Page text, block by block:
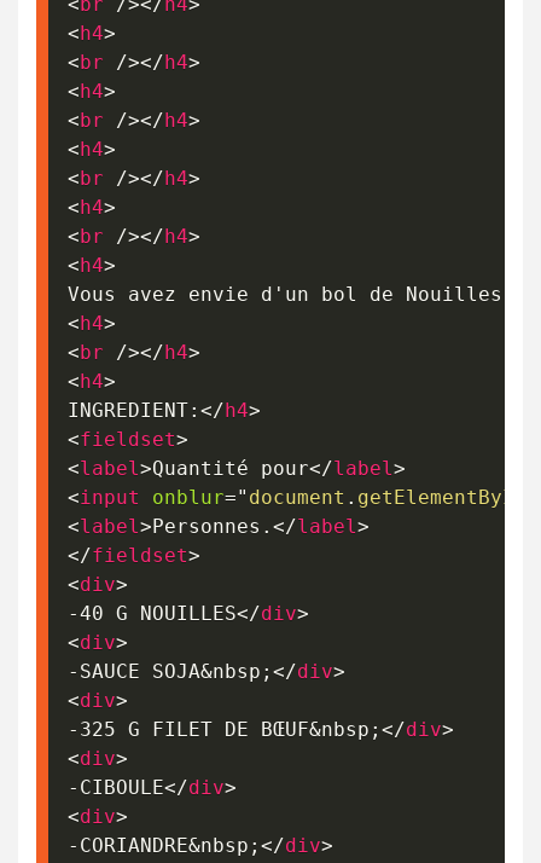
<h4>
<br /></h4>
<h4>
<br /></h4>
<h4>
<br /></h4>
<h4>
<br /></h4>
<h4>
Vous avez envie d'un bol de Nouilles
<h4>
<br /></h4>
<h4>
INGREDIENT: </h4>
<fieldset>
<label >Quantité pour</label >
<input onblur=" document . getElementById
<label >Personnes. </label >
</fieldset>
<div>
-40 G NOUILLES</div>
<div>
-SAUCE SOJA&nbsp; </div>
<div>
-325 G FILET DE BŒUF&nbsp; </div>
<div>
-CIBOULE</div>
<div>
-CORIANDRE&nbsp; </div>